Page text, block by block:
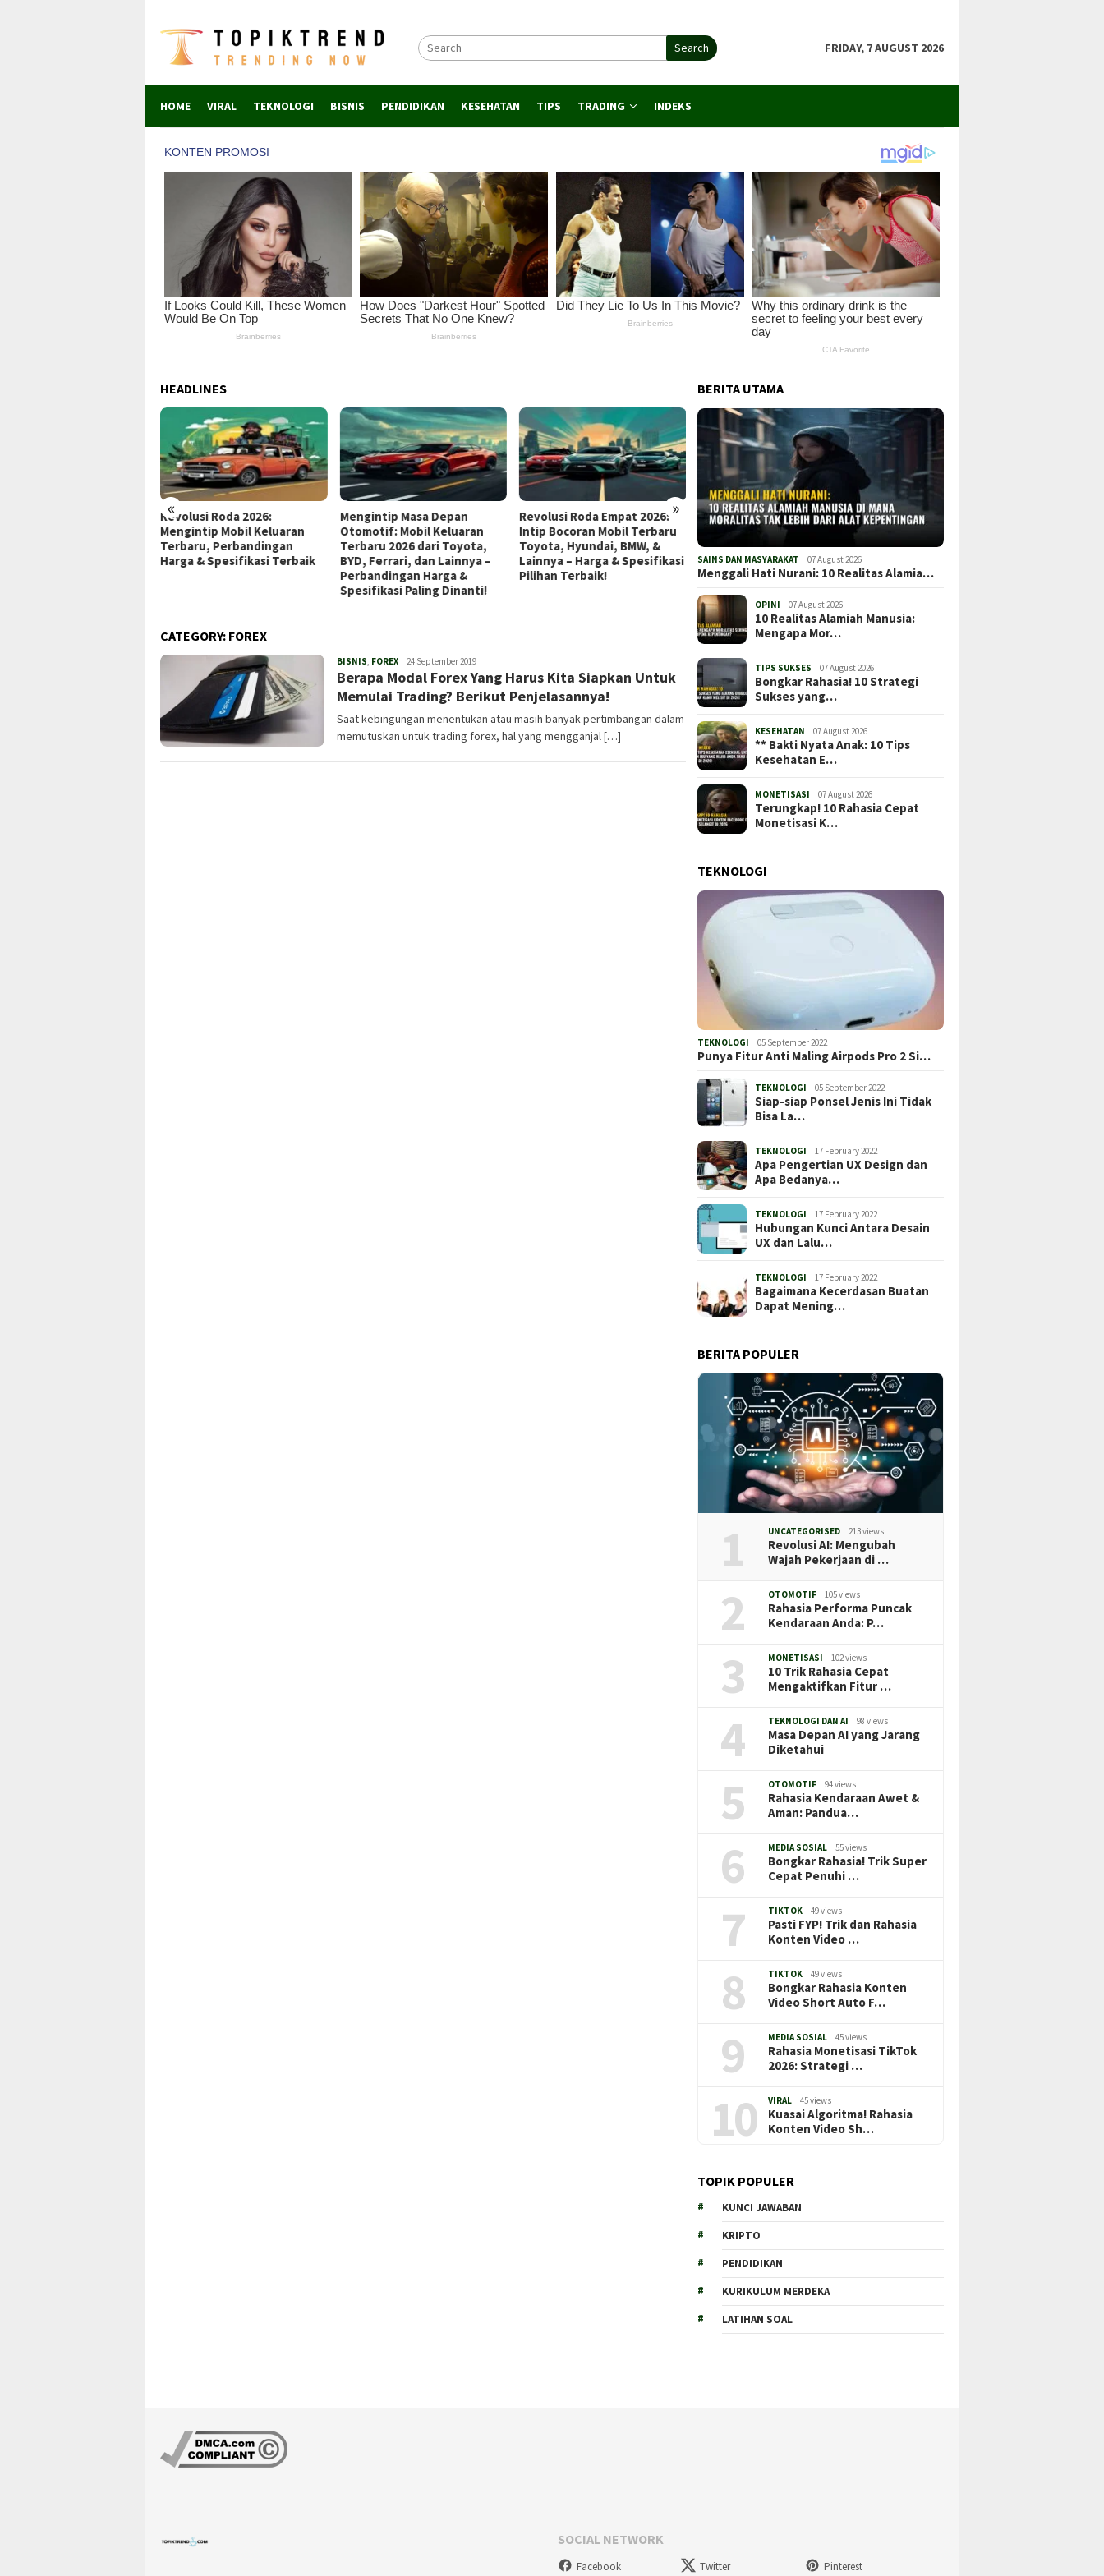
content
Search FRIDAY, 7 AUGUST 2026
HOME VIRAL TEKNOLOGI BISNIS PENDIDIKAN KESEHATAN TIPS TRADING INDEKS
HEADLINES
« »
Revolusi Roda 2026:
Mengintip Mobil Keluaran
Terbaru, Perbandingan
Harga & Spesifikasi Terbaik
Mengintip Masa Depan
Otomotif: Mobil Keluaran
Terbaru 2026 dari Toyota,
BYD, Ferrari, dan Lainnya –
Perbandingan Harga &
Spesifikasi Paling Dinanti!
Revolusi Roda Empat 2026:
Intip Bocoran Mobil Terbaru
Toyota, Hyundai, BMW, &
Lainnya – Harga & Spesifikasi
Pilihan Terbaik!
Mengungkap Revolusi
Otomotif: Mobil Keluaran
Terbaru 2026, Perbandingan
Harga, Spesifikasi, dan
Rekomendasi Terbaik
Revolusi Otomotif 2026:
Mengupas Tuntas Mobil
Terbaru, Harga, dan
CATEGORY: FOREX
BISNIS FOREX Admin
24 September 2019
Berapa Modal Forex Yang Harus Kita Siapkan Untuk
Memulai Trading? Berikut Penjelasannya!
Saat kebingungan menentukan atau masih banyak pertimbangan dalam
memutuskan untuk trading forex, hal yang mengganjal […]
BERITA UTAMA
SAINS DAN MASYARAKAT 07 August 2026
Menggali Hati Nurani: 10 Realitas Alamia…
OPINI 07 August 2026
10 Realitas Alamiah Manusia:
Mengapa Mor…
TIPS SUKSES 07 August 2026
Bongkar Rahasia! 10 Strategi
Sukses yang…
KESEHATAN 07 August 2026
** Bakti Nyata Anak: 10 Tips
Kesehatan E…
MONETISASI 07 August 2026
Terungkap! 10 Rahasia Cepat
Monetisasi K…
TEKNOLOGI
TEKNOLOGI 05 September 2022
Punya Fitur Anti Maling Airpods Pro 2 Si…
TEKNOLOGI 05 September 2022
Siap-siap Ponsel Jenis Ini Tidak
Bisa La…
TEKNOLOGI 17 February 2022
Apa Pengertian UX Design dan
Apa Bedanya…
TEKNOLOGI 17 February 2022
Hubungan Kunci Antara Desain
UX dan Lalu…
TEKNOLOGI 17 February 2022
Bagaimana Kecerdasan Buatan
Dapat Mening…
BERITA POPULER
1 UNCATEGORISED 213 views
Revolusi AI: Mengubah
Wajah Pekerjaan di …
2 OTOMOTIF 105 views
Rahasia Performa Puncak
Kendaraan Anda: P…
3 MONETISASI 102 views
10 Trik Rahasia Cepat
Mengaktifkan Fitur …
4 TEKNOLOGI DAN AI 98 views
Masa Depan AI yang Jarang
Diketahui
5 OTOMOTIF 94 views
Rahasia Kendaraan Awet &
Aman: Pandua…
6 MEDIA SOSIAL 55 views
Bongkar Rahasia! Trik Super
Cepat Penuhi …
7 TIKTOK 49 views
Pasti FYP! Trik dan Rahasia
Konten Video …
8 TIKTOK 49 views
Bongkar Rahasia Konten
Video Short Auto F…
9 MEDIA SOSIAL 45 views
Rahasia Monetisasi TikTok
2026: Strategi …
10 VIRAL 45 views
Kuasai Algoritma! Rahasia
Konten Video Sh…
TOPIK POPULER
KUNCI JAWABAN
KRIPTO
PENDIDIKAN
KURIKULUM MERDEKA
LATIHAN SOAL
SOCIAL NETWORK
Facebook Twitter Pinterest